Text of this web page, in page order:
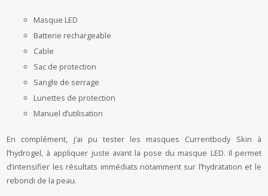
Masque LED
Batterie rechargeable
Cable
Sac de protection
Sangle de serrage
Lunettes de protection
Manuel d’utilisation
En complément, j’ai pu tester les masques Currentbody Skin à
l’hydrogel, à appliquer juste avant la pose du masque LED. Il permet
d’intensifier les résultats immédiats notamment sur l’hydratation et le
rebondi de la peau.